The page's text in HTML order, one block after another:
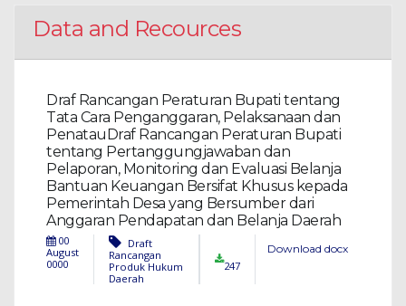
Data and Recources
Draf Rancangan Peraturan Bupati tentang
Tata Cara Penganggaran, Pelaksanaan dan
PenatauDraf Rancangan Peraturan Bupati
tentang Pertanggungjawaban dan
Pelaporan, Monitoring dan Evaluasi Belanja
Bantuan Keuangan Bersifat Khusus kepada
Pemerintah Desa yang Bersumber dari
Anggaran Pendapatan dan Belanja Daerah
Download docx
00
August
0000
Draft
Rancangan
Produk Hukum
Daerah
247